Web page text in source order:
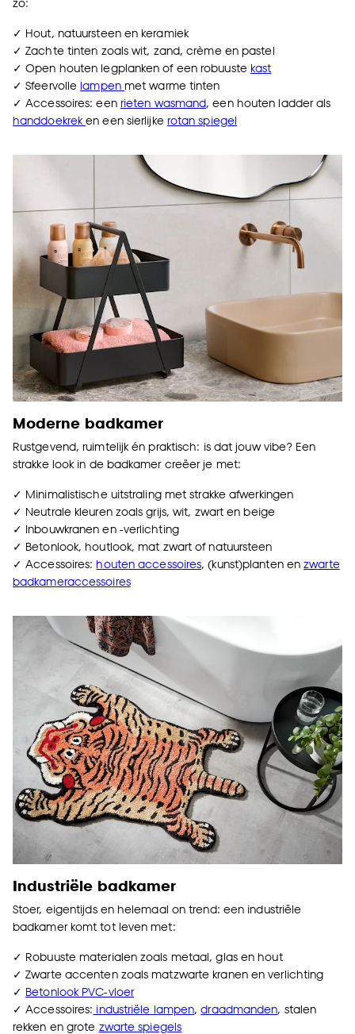
✓ Hout, natuursteen en keramiek
✓ Zachte tinten zoals wit, zand, crème en pastel
✓ Open houten legplanken of een robuuste kast
✓ Sfeervollelampen met warme tinten
✓ Accessoires: een rieten wasmand, een houten ladder als
handdoekreken een sierlijke rotan spiegel
Moderne badkamer
Rustgevend, ruimtelijk én praktisch: is dat jouw vibe? Een
strakke look in de badkamer creëer je met:
✓ Minimalistische uitstraling met strakke afwerkingen
✓ Neutrale kleuren zoals grijs, wit, zwart en beige
✓ Inbouwkranen en -verlichting
✓ Betonlook, houtlook, mat zwart of natuursteen
✓ Accessoires:houten accessoires, (kunst)plantenenzwarte
badkameraccessoires
Industriële badkamer
Stoer, eigentijds en helemaal on trend: een industriële
badkamer komt tot leven met:
✓ Robuuste materialen zoals metaal, glas en hout
✓ Zwarte accenten zoals matzwarte kranen en verlichting
✓ Betonlook PVC-vloer
✓ Accessoires: industriële lampen,draadmanden, stalen
rekken en grote zwarte spiegels